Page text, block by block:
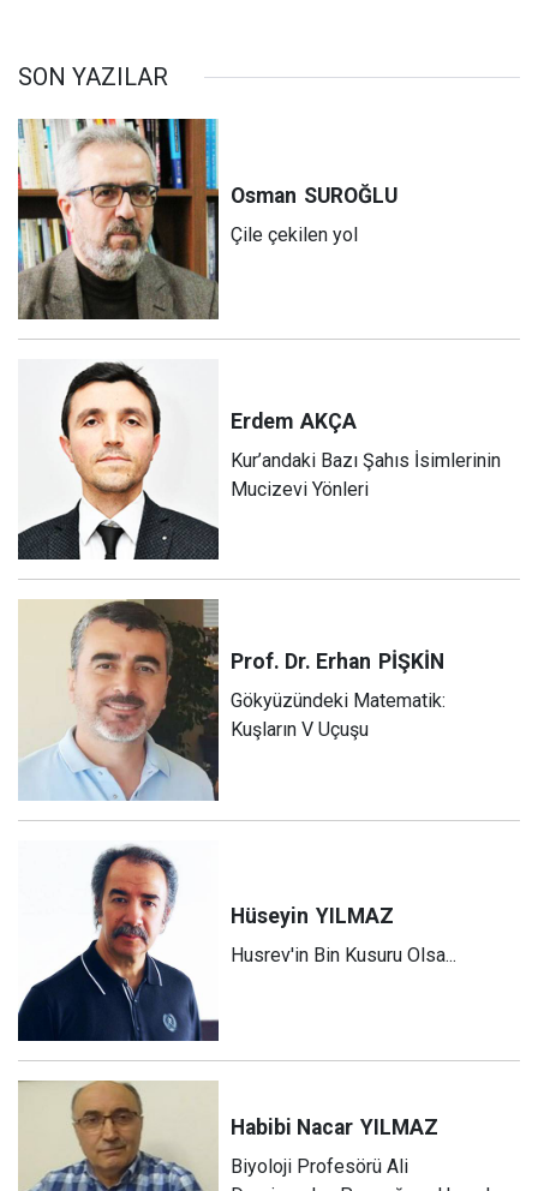
SON YAZILAR
Osman SUROĞLU
Çile çekilen yol
Erdem AKÇA
Kur’andaki Bazı Şahıs İsimlerinin
Mucizevi Yönleri
Prof. Dr. Erhan PİŞKİN
Gökyüzündeki Matematik:
Kuşların V Uçuşu
Hüseyin YILMAZ
Husrev'in Bin Kusuru Olsa...
Habibi Nacar YILMAZ
Biyoloji Profesörü Ali